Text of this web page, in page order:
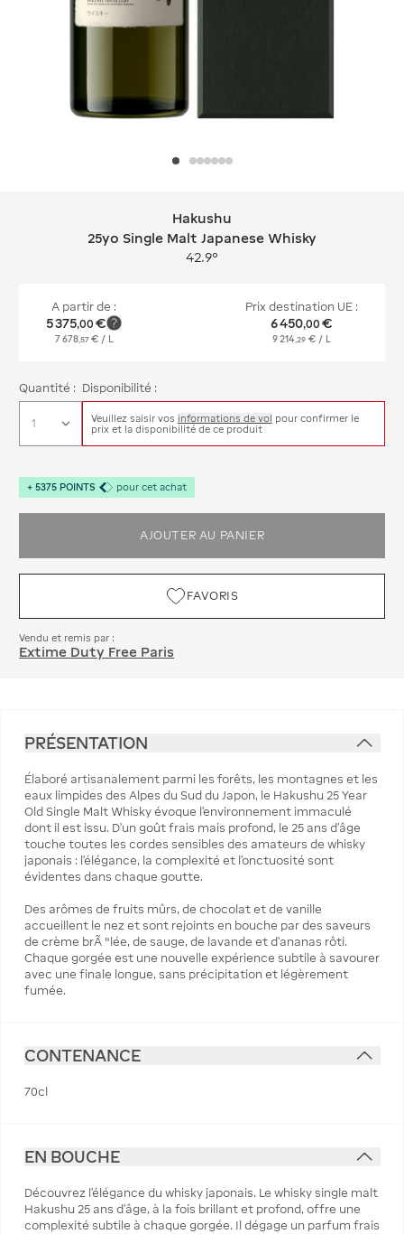
Hakushu 25yo Single Malt Japanese
Hakushu
25yo Single Malt Japanese Whisky
42.9°
A partir de :
5 375,00 €
7 678,57 € / L
Prix destination UE :
6 450,00 €
9 214,29 € / L
Quantité : Disponibilité :
Veuillez saisir vos informations de vol pour confirmer le
prix et la disponibilité de ce produit
+ 5375 POINTS pour cet achat
AJOUTER AU PANIER
FAVORIS
Vendu et remis par :
Extime Duty Free Paris
PRÉSENTATION
Élaboré artisanalement parmi les forêts, les montagnes et les
eaux limpides des Alpes du Sud du Japon, le Hakushu 25 Year
Old Single Malt Whisky évoque l'environnement immaculé
dont il est issu. D'un goût frais mais profond, le 25 ans d'âge
touche toutes les cordes sensibles des amateurs de whisky
japonais : l'élégance, la complexité et l'onctuosité sont
évidentes dans chaque goutte.
Des arômes de fruits mûrs, de chocolat et de vanille
accueillent le nez et sont rejoints en bouche par des saveurs
de crème brÃ "lée, de sauge, de lavande et d'ananas rôti.
Chaque gorgée est une nouvelle expérience subtile à savourer
avec une finale longue, sans précipitation et légèrement
fumée.
CONTENANCE
70cl
EN BOUCHE
Découvrez l'élégance du whisky japonais. Le whisky single malt
Hakushu 25 ans d'âge, à la fois brillant et profond, offre une
complexité subtile à chaque gorgée. Il dégage un parfum frais